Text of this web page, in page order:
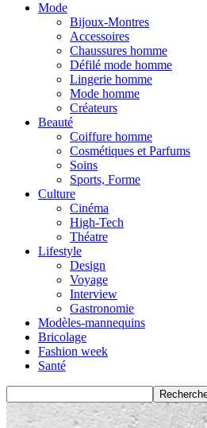
Mode
Bijoux-Montres
Accessoires
Chaussures homme
Défilé mode homme
Lingerie homme
Mode homme
Créateurs
Beauté
Coiffure homme
Cosmétiques et Parfums
Soins
Sports, Forme
Culture
Cinéma
High-Tech
Théatre
Lifestyle
Design
Voyage
Interview
Gastronomie
Modèles-mannequins
Bricolage
Fashion week
Santé